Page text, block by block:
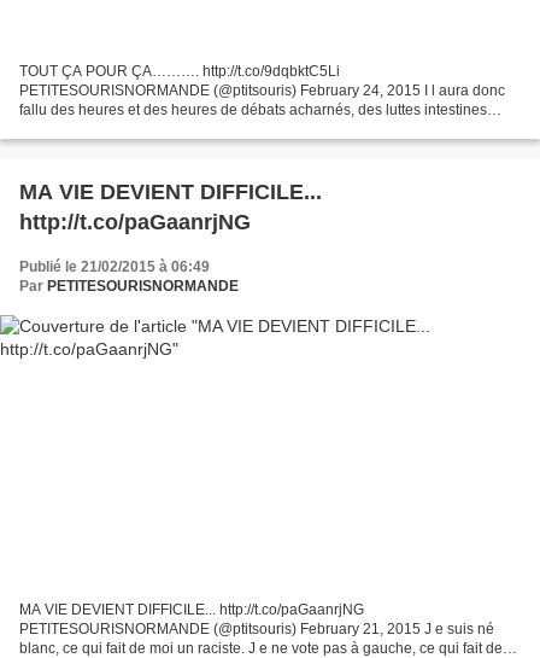
TOUT ÇA POUR ÇA………. http://t.co/9dqbktC5Li
PETITESOURISNORMANDE (@ptitsouris) February 24, 2015 I l aura donc
fallu des heures et des heures de débats acharnés, des luttes intestines
MA VIE DEVIENT DIFFICILE...
http://t.co/paGaanrjNG
Publié le 21/02/2015 à 06:49
Par PETITESOURISNORMANDE
MA VIE DEVIENT DIFFICILE... http://t.co/paGaanrjNG
PETITESOURISNORMANDE (@ptitsouris) February 21, 2015 J e suis né
blanc, ce qui fait de moi un raciste. J e ne vote pas à gauche, ce qui fait de